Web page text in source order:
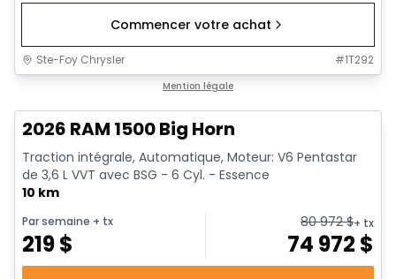
Commencer votre achat
Ste-Foy Chrysler #1T292
Mention légale
2026 RAM 1500 Big Horn
Traction intégrale, Automatique, Moteur: V6 Pentastar
de 3,6 L VVT avec BSG - 6 Cyl. - Essence
10 km
Par semaine + tx
219$
80 972$+ tx
74 972 $